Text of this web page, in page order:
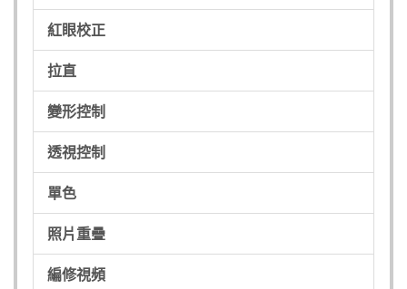
紅眼校正
拉直
變形控制
透視控制
單色
照片重疊
編修視頻